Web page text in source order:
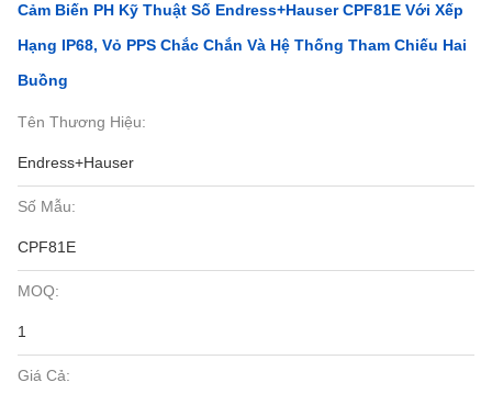
Cảm Biến PH Kỹ Thuật Số Endress+Hauser CPF81E Với Xếp
Hạng IP68, Vỏ PPS Chắc Chắn Và Hệ Thống Tham Chiếu Hai
Buồng
Tên Thương Hiệu:
Endress+Hauser
Số Mẫu:
CPF81E
MOQ:
1
Giá Cả: